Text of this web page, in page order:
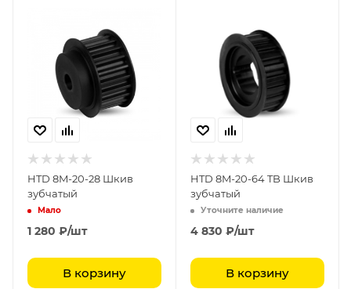
HTD 8M-20-28 Шкив
зубчатый
Мало
1 280 ₽/шт
В корзину
HTD 8M-20-64 TB Шкив
зубчатый
Уточните наличие
4 830 ₽/шт
В корзину